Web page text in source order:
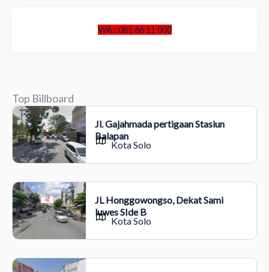
WA : 081 66 11 000
Top Billboard
Jl. Gajahmada pertigaan Stasiun
Balapan
Kota Solo
JL Honggowongso, Dekat Sami
luwes SIde B
Kota Solo